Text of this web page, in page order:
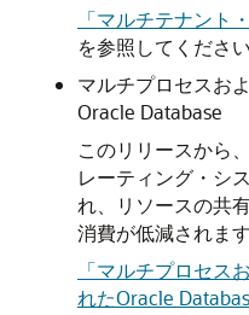
「マルチテナント
を参照してください
マルチプロセスお
Oracle Database
このリリースから
レーティング・シ
れ、リソースの共
消費が低減されます
「マルチプロセス
れたOracle